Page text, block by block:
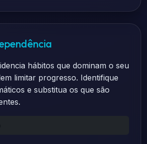
hábitos que dominam o seu
limitar progresso. Identifique
e substitua os que são